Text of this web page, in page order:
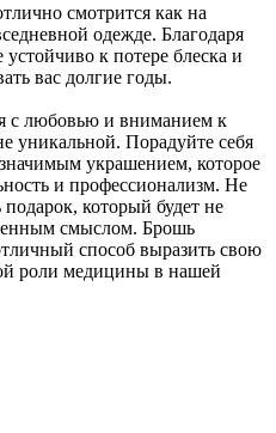
смотрится как на
одежде. Благодаря
к потере блеска и
вас долгие годы.
с любовью и вниманием к
уникальной. Порадуйте себя
украшением, которое
и профессионализм. Не
который будет не
смыслом. Брошь
способ выразить свою
роли медицины в нашей